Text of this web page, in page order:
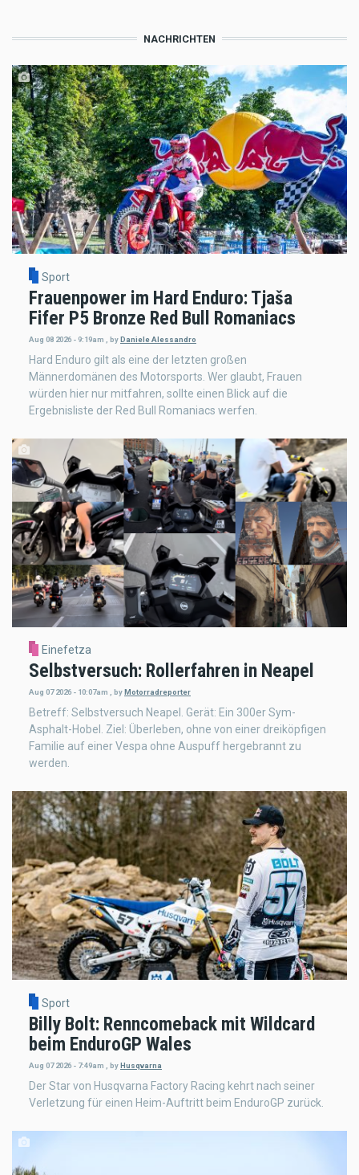
NACHRICHTEN
Sport
Frauenpower im Hard Enduro: Tjaša
Fifer P5 Bronze Red Bull Romaniacs
Aug 08 2026 - 9:19am byDaniele Alessandro
Hard Enduro gilt als eine der letzten großen
Männerdomänen des Motorsports. Wer glaubt, Frauen
würden hier nur mitfahren, sollte einen Blick auf die
Ergebnisliste der Red Bull Romaniacs werfen.
Einefetza
Selbstversuch: Rollerfahren in Neapel
Aug 07 2026 - 10:07am , by Motorradreporter
Betreff: Selbstversuch Neapel. Gerät: Ein 300er Sym-
Asphalt-Hobel. Ziel: Überleben, ohne von einer dreiköpfigen
Familie auf einer Vespa ohne Auspuff hergebrannt zu
werden.
Sport
Billy Bolt: Renncomeback mit Wildcard
beim EnduroGP Wales
Aug 07 2026 - 7:49am byHusqvarna
Der Star von Husqvarna Factory Racing kehrt nach seiner
Verletzung für einen Heim-Auftritt beim EnduroGP zurück.